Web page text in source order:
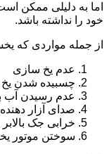
اما به دلیلی ممکن
خود را نداشته باشد.
از جمله مواردی که
عدم یخ سازی
چسبیده شدن یخ
عدم رسیدن آب
صدای آزار
خرابی جک
سوختن موتور